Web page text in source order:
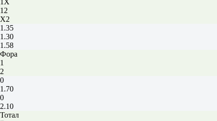
1X
12
X2
1.35
1.30
1.58
Фора
1
2
0
1.70
0
2.10
Тотал